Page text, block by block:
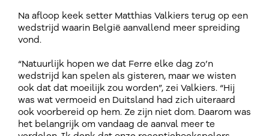
Na afloop keek setter Matthias Valkiers terug op een
wedstrijd waarin België aanvallend meer spreiding
vond.
“Natuurlijk hopen we dat Ferre elke dag zo’n
wedstrijd kan spelen als gisteren, maar we wisten
ook dat dat moeilijk zou worden”, zei Valkiers. “Hij
was wat vermoeid en Duitsland had zich uiteraard
ook voorbereid op hem. Ze zijn niet dom. Daarom was
het belangrijk om vandaag de aanval meer te